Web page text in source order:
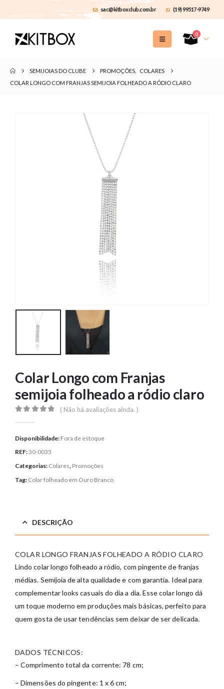
sac@kitboxclub.com.br (19) 99517-9749
0
SEMIJOIAS DO CLUBE PROMOÇÕES
COLARES
COLAR LONGO COM FRANJAS SEMIJOIA FOLHEADO A RÓDIO CLARO
Colar Longo com Franjas
semijoia folheado a ródio claro
( Não há avaliações ainda. )
Disponibilidade: Fora de estoque
REF:30-0035
Categorias: Colares, Promoções
Tag: Colar folheado em Ouro Branco
DESCRIÇÃO
COLAR LONGO FRANJAS FOLHEADO A RÓDIO CLARO
Lindo colar longo folheado a ródio, com pingente de franjas
médias. Semijoia de alta qualidade e com garantia. Ideal para
complementar looks casuais do dia a dia. Esse colar longo dá
um toque moderno em produções mais básicas, perfeito para
quem gosta de usar tendências sem deixar de ser delicada.
DADOS TÉCNICOS:
– Comprimento total da corrente: 78 cm;
– Dimensões do pingente: 1 x 6 cm;